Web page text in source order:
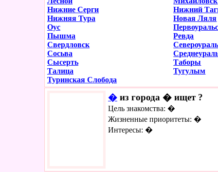
Нижние Серги
Нижний
Нижняя Тура
Новая Ляля
Оус
Пышма
Ревда
Свердловск
Сосьва
Сысерть
Таборы
Талица
Тугулым
Туринская Слобода
� из города � ищет ?
Цель знакомства: �
Жизненные приоритеты: �
Интересы: �